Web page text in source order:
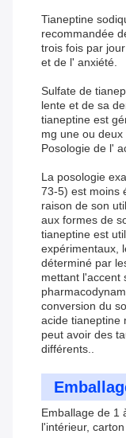
Tianeptine
recommandée
trois fois par
et de l' anxiété.
Sulfate de
lente et de sa
tianeptine est
mg une ou deux
Posologie de l'
La posologie
73-5) est moins
raison de son
aux formes de
tianeptine est
expérimentaux,
déterminé par
mettant l'accent
conversion du
acide tianeptine
peut avoir des
différents..
Emballage de 1
l'intérieur,